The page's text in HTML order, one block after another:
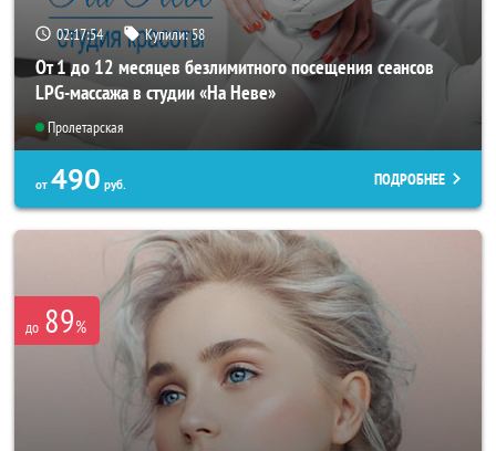
02:17:53 Купили:58
От 1 до 12 месяцев безлимитного посещения сеансов
LPG-массажа в студии «На Неве»
Пролетарская
от 490 руб. ПОДРОБНЕЕ
до 89%